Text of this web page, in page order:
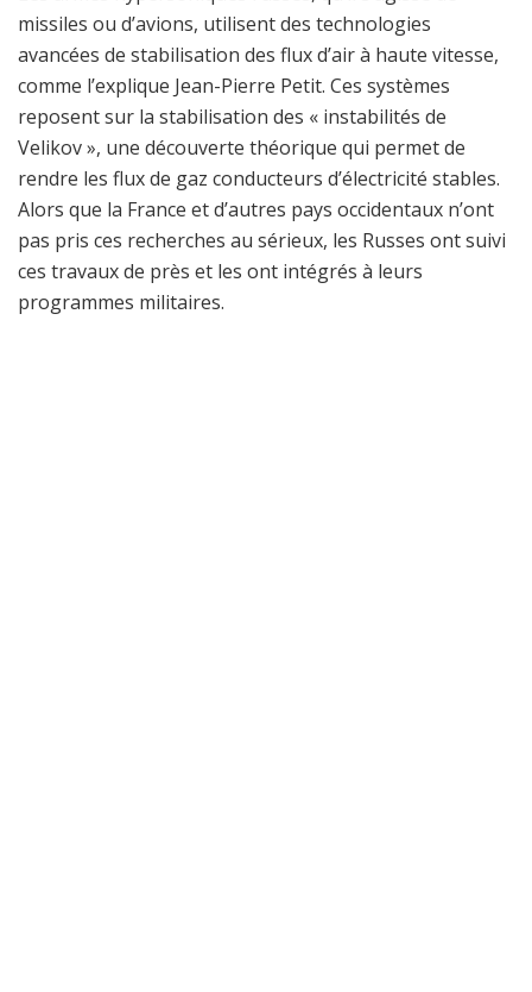
missiles ou d’avions, utilisent des technologies
avancées de stabilisation des flux d’air à haute vitesse,
comme l’explique Jean-Pierre Petit. Ces systèmes
reposent sur la stabilisation des « instabilités de
Velikov », une découverte théorique qui permet de
rendre les flux de gaz conducteurs d’électricité stables.
Alors que la France et d’autres pays occidentaux n’ont
pas pris ces recherches au sérieux, les Russes ont suivi
ces travaux de près et les ont intégrés à leurs
programmes militaires.